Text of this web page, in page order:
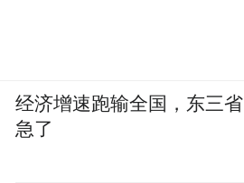
经济增速跑输全国，东三省
急了